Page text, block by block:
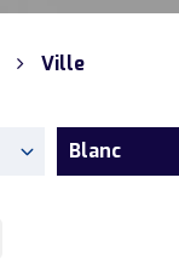
Ville
Blanc